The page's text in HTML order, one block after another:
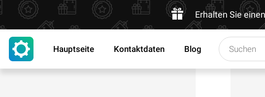
Erhalten Sie
Hauptseite Kontaktdaten Blog